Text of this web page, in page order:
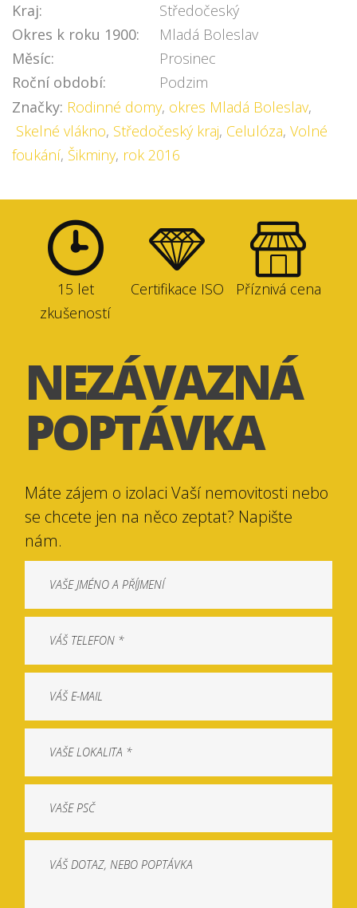
Kraj:
Středočeský
Okres k roku 1900:
Mladá Boleslav
Měsíc:
Prosinec
Roční období:
Podzim
Značky: Rodinné domy, okres Mladá Boleslav,
Skelné vlákno, Středočeský kraj, Celulóza, Volné
foukání, Šikminy, rok 2016
15 let
zkušeností
Certifikace ISO Příznivá cena
NEZÁVAZNÁ
POPTÁVKA
Máte zájem o izolaci Vaší nemovitosti nebo
se chcete jen na něco zeptat? Napište
nám.